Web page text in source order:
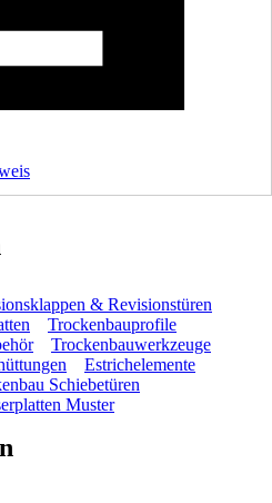
& Revisionstüren
Trockenbauprofile
Trockenbauwerkzeuge
Estrichelemente
Schiebetüren
Muster